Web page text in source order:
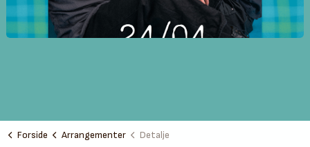
Forside Arrangementer Detalje